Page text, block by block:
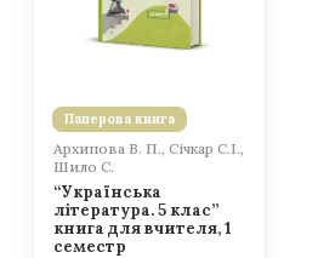
Паперова книга
Архипова В. П., Січкар С.І.,
Шило С.
“Українська
література. 5 клас”
книга для вчителя, 1
семестр